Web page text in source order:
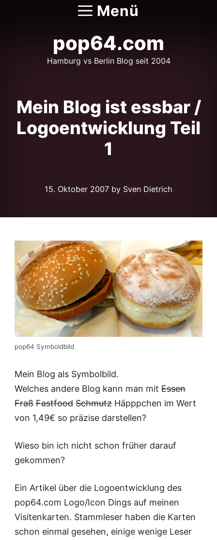
Menü
pop64.com
Hamburg vs Berlin Blog seit 2004
Mein Blog ist essbar /
Logoentwicklung Teil
1
15. Oktober 2007 by Sven Dietrich
pop64 Symboldbild
Mein Blog als Symbolbild.
Welches andere Blog kann man mit Essen
Fraß Fastfood Schmutz Häpppchen im Wert
von 1,49€ so präzise darstellen?
Wieso bin ich nicht schon früher darauf
gekommen?
Ein Artikel über die Logoentwicklung des
pop64.com Logo/Icon Dings auf meinen
Visitenkarten. Stammleser haben die Karten
schon einmal gesehen, einige wenige Leser